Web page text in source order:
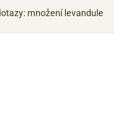
množení levandule